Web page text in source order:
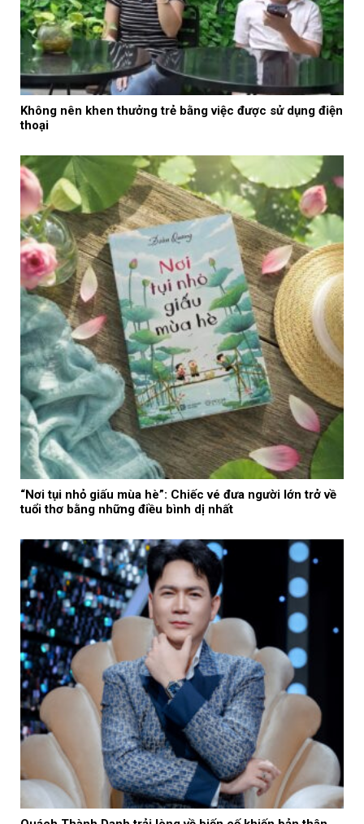
Không nên khen thưởng trẻ bằng việc được sử dụng điện
thoại
“Nơi tụi nhỏ giấu mùa hè”: Chiếc vé đưa người lớn trở về
tuổi thơ bằng những điều bình dị nhất